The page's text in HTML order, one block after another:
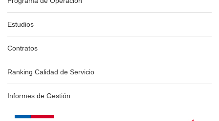
Estudios
Contratos
Ranking Calidad de Servicio
Informes de Gestión